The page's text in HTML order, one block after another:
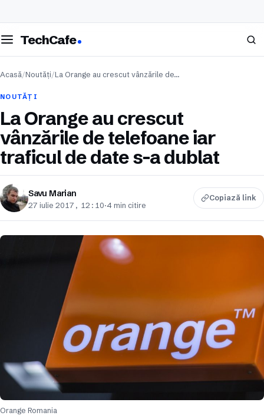
meniul
TechCafe Caută
Acasă/Noutăți/La Orange au crescut vânzările de…
NOUTĂȚI
La Orange au crescut
vânzările de telefoane iar
traficul de date s-a dublat
Savu Marian
27 iulie 2017, 12:10·4 min citire
Copiază link
Orange Romania